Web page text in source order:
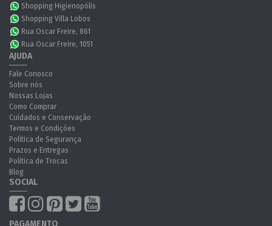
Shopping Higienopólis
Shopping Villa Lobos
Rua Oscar Freire, 861
Rua Oscar Freire, 1051
AJUDA
Fale Conosco
Sobre nós
Nossas Lojas
Como Comprar
Cuidados e Conservação
Termos e Condições
Política de Segurança
Prazos e Entregas
Política de Trocas
Blog
SOCIAL
PAGAMENTO